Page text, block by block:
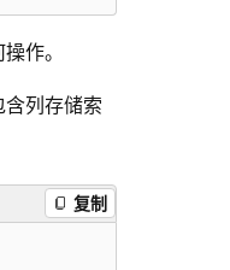
作。
列存储索
复制